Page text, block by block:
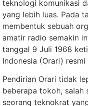
teknologi komunikasi
yang lebih luas. Pada
membentuk sebuah
amatir radio semakin
tanggal 9 Juli 1968
Indonesia (Orari)
Pendirian Orari tidak
beberapa tokoh, salah
seorang teknokrat